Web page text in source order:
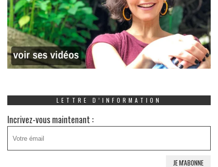
LETTRE D’INFORMATION
Incrivez-vous maintenant :